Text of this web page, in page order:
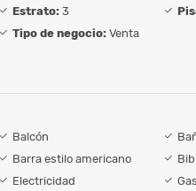
Estrato: 3
Tipo de negocio: Venta
Balcón
Barra estilo americano
Electricidad